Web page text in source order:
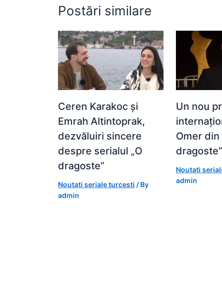
Postări similare
Ceren Karakoc și
Emrah Altintoprak,
dezvăluiri sincere
despre serialul „O
dragoste”
Noutati seriale turcesti / By
admin
Un nou
Omer din
dragoste”
Noutati
admin